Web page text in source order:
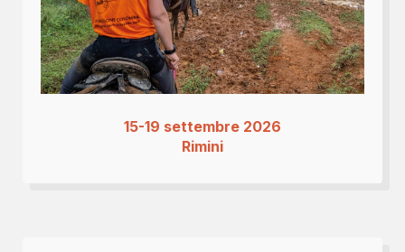
15-19 settembre 2026
Rimini